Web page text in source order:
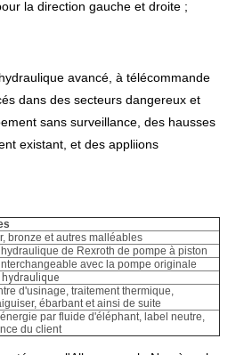
la direction gauche et droite ;
avancé, à télécommande
dans des secteurs dangereux et
sans surveillance, des hausses
existant, et des appliions
bronze et autres malléables
de Rexroth de pompe à piston
avec la pompe originale
hydraulique
d'usinage, traitement thermique,
ébarbant et ainsi de suite
par fluide d'éléphant, label neutre,
du client